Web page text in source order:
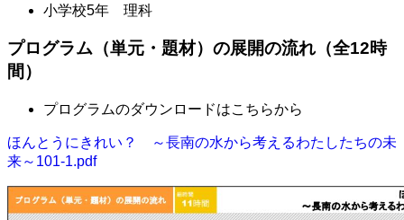
小学校5年 理科
プログラム（単元・題材）の展開の流れ（全12時
間）
プログラムのダウンロードはこちらから
ほんとうにきれい？ ～長南の水から考えるわたしたちの未
来～101-1.pdf